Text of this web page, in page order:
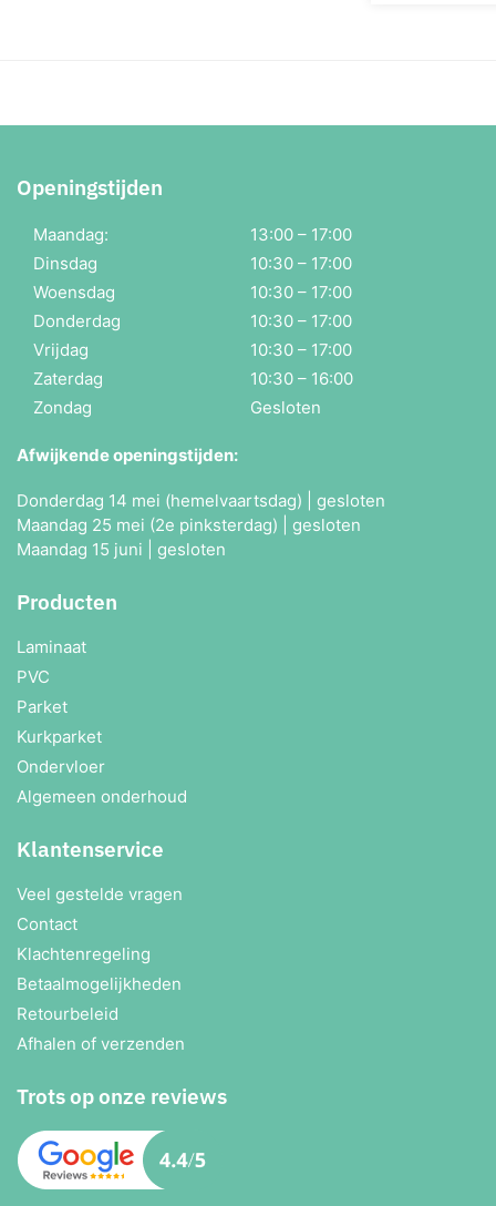
Openingstijden
Maandag:
13:00 – 17:00
Dinsdag
10:30 – 17:00
Woensdag
10:30 – 17:00
Donderdag
10:30 – 17:00
Vrijdag
10:30 – 17:00
Zaterdag
10:30 – 16:00
Zondag
Gesloten
Afwijkende openingstijden:
Donderdag 14 mei (hemelvaartsdag) | gesloten
Maandag 25 mei (2e pinksterdag) | gesloten
Maandag 15 juni | gesloten
Producten
Laminaat
PVC
Parket
Kurkparket
Ondervloer
Algemeen onderhoud
Klantenservice
Veel gestelde vragen
Contact
Klachtenregeling
Betaalmogelijkheden
Retourbeleid
Afhalen of verzenden
Trots op onze reviews